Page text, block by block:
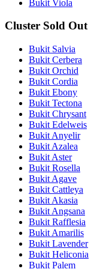
Bukit Viola
Cluster Sold Out
Bukit Salvia
Bukit Cerbera
Bukit Orchid
Bukit Cordia
Bukit Ebony
Bukit Tectona
Bukit Chrysant
Bukit Edelweis
Bukit Anyelir
Bukit Azalea
Bukit Aster
Bukit Rosella
Bukit Agave
Bukit Cattleya
Bukit Akasia
Bukit Angsana
Bukit Rafflesia
Bukit Amarilis
Bukit Lavender
Bukit Heliconia
Bukit Palem